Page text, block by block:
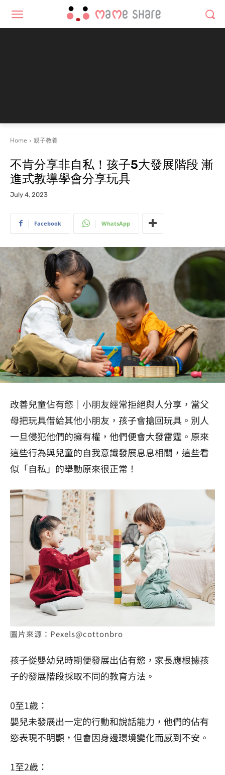
Home 親子教養
不肯分享非自私！孩子5大發展階段 漸
進式教導學會分享玩具
July 4, 2023
Facebook WhatsApp
改善兒童佔有慾｜小朋友經常拒絕與人分享，當父
母把玩具借給其他小朋友，孩子會搶回玩具。別人
一旦侵犯他們的擁有權，他們便會大發雷霆。原來
這些行為與兒童的自我意識發展息息相關，這些看
似「自私」的舉動原來很正常！
圖片來源：Pexels@cottonbro
孩子從嬰幼兒時期便發展出佔有慾，家長應根據孩
子的發展階段採取不同的教育方法。
0至1歲：
嬰兒未發展出一定的行動和說話能力，他們的佔有
慾表現不明顯，但會因身邊環境變化而感到不安。
1至2歲：